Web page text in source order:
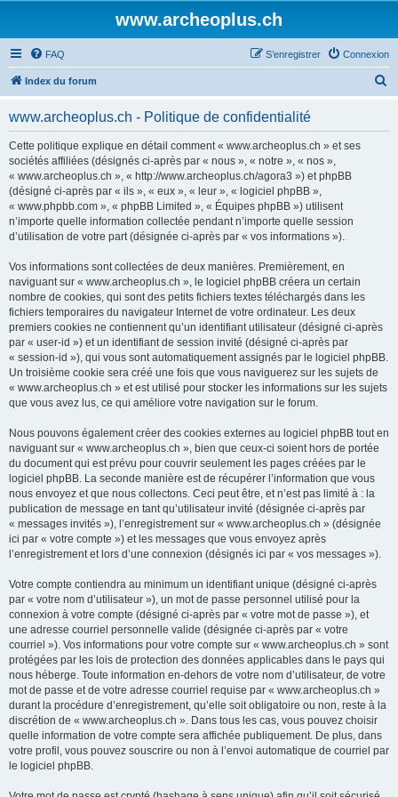
www.archeoplus.ch
FAQ Connexion
S’enregistrer
Index du forum
www.archeoplus.ch - Politique de confidentialité
Cette politique explique en détail comment « www.archeoplus.ch » et ses
sociétés affiliées (désignés ci-après par « nous », « notre », « nos »,
« www.archeoplus.ch », « http://www.archeoplus.ch/agora3 ») et phpBB
(désigné ci-après par « ils », « eux », « leur », « logiciel phpBB »,
« www.phpbb.com », « phpBB Limited », « Équipes phpBB ») utilisent
n’importe quelle information collectée pendant n’importe quelle session
d’utilisation de votre part (désignée ci-après par « vos informations »).
Vos informations sont collectées de deux manières. Premièrement, en
naviguant sur « www.archeoplus.ch », le logiciel phpBB créera un certain
nombre de cookies, qui sont des petits fichiers textes téléchargés dans les
fichiers temporaires du navigateur Internet de votre ordinateur. Les deux
premiers cookies ne contiennent qu’un identifiant utilisateur (désigné ci-après
par « user-id ») et un identifiant de session invité (désigné ci-après par
« session-id »), qui vous sont automatiquement assignés par le logiciel phpBB.
Un troisième cookie sera créé une fois que vous naviguerez sur les sujets de
« www.archeoplus.ch » et est utilisé pour stocker les informations sur les sujets
que vous avez lus, ce qui améliore votre navigation sur le forum.
Nous pouvons également créer des cookies externes au logiciel phpBB tout en
naviguant sur « www.archeoplus.ch », bien que ceux-ci soient hors de portée
du document qui est prévu pour couvrir seulement les pages créées par le
logiciel phpBB. La seconde manière est de récupérer l’information que vous
nous envoyez et que nous collectons. Ceci peut être, et n’est pas limité à : la
publication de message en tant qu’utilisateur invité (désignée ci-après par
« messages invités »), l’enregistrement sur « www.archeoplus.ch » (désignée
ici par « votre compte ») et les messages que vous envoyez après
l’enregistrement et lors d’une connexion (désignés ici par « vos messages »).
Votre compte contiendra au minimum un identifiant unique (désigné ci-après
par « votre nom d’utilisateur »), un mot de passe personnel utilisé pour la
connexion à votre compte (désigné ci-après par « votre mot de passe »), et
une adresse courriel personnelle valide (désignée ci-après par « votre
courriel »). Vos informations pour votre compte sur « www.archeoplus.ch » sont
protégées par les lois de protection des données applicables dans le pays qui
nous héberge. Toute information en-dehors de votre nom d’utilisateur, de votre
mot de passe et de votre adresse courriel requise par « www.archeoplus.ch »
durant la procédure d’enregistrement, qu’elle soit obligatoire ou non, reste à la
discrétion de « www.archeoplus.ch ». Dans tous les cas, vous pouvez choisir
quelle information de votre compte sera affichée publiquement. De plus, dans
votre profil, vous pouvez souscrire ou non à l’envoi automatique de courriel par
le logiciel phpBB.